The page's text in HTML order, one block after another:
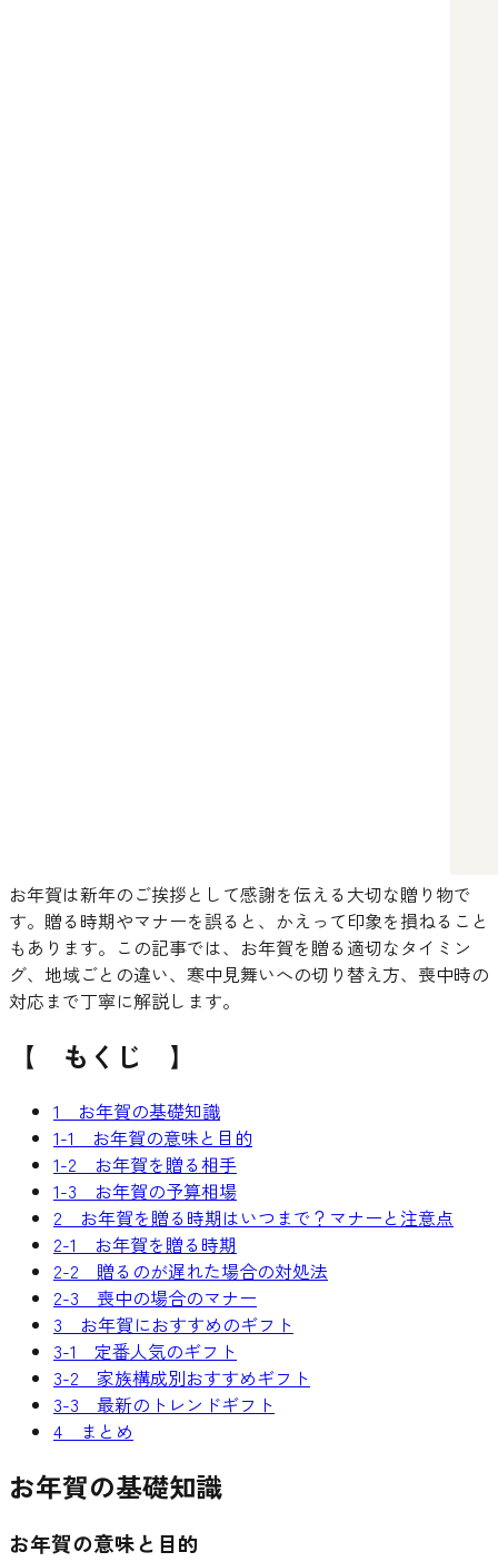
お年賀は新年のご挨拶として感謝を伝える大切な贈り物で
す。贈る時期やマナーを誤ると、かえって印象を損ねること
もあります。この記事では、お年賀を贈る適切なタイミン
グ、地域ごとの違い、寒中見舞いへの切り替え方、喪中時の
対応まで丁寧に解説します。
【 もくじ 】
1 お年賀の基礎知識
1-1 お年賀の意味と目的
1-2 お年賀を贈る相手
1-3 お年賀の予算相場
2 お年賀を贈る時期はいつまで？マナーと注意点
2-1 お年賀を贈る時期
2-2 贈るのが遅れた場合の対処法
2-3 喪中の場合のマナー
3 お年賀におすすめのギフト
3-1 定番人気のギフト
3-2 家族構成別おすすめギフト
3-3 最新のトレンドギフト
4 まとめ
お年賀の基礎知識
お年賀の意味と目的